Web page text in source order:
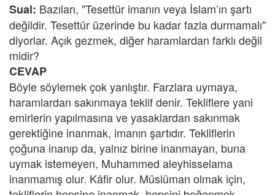
Sual: Bazıları, "Tesettür imanın veya İslam’ın şartı
değildir. Tesettür üzerinde bu kadar fazla durmamalı"
diyorlar. Açık gezmek, diğer haramlardan farklı değil
midir?
CEVAP
Böyle söylemek çok yanlıştır. Farzlara uymaya,
haramlardan sakınmaya teklif denir. Tekliflere yani
emirlerin yapılmasına ve yasaklardan sakınmak
gerektiğine inanmak, imanın şartıdır. Tekliflerin
çoğuna inanıp da, yalnız birine inanmayan, buna
uymak istemeyen, Muhammed aleyhisselama
inanmamış olur. Kâfir olur. Müslüman olmak için,